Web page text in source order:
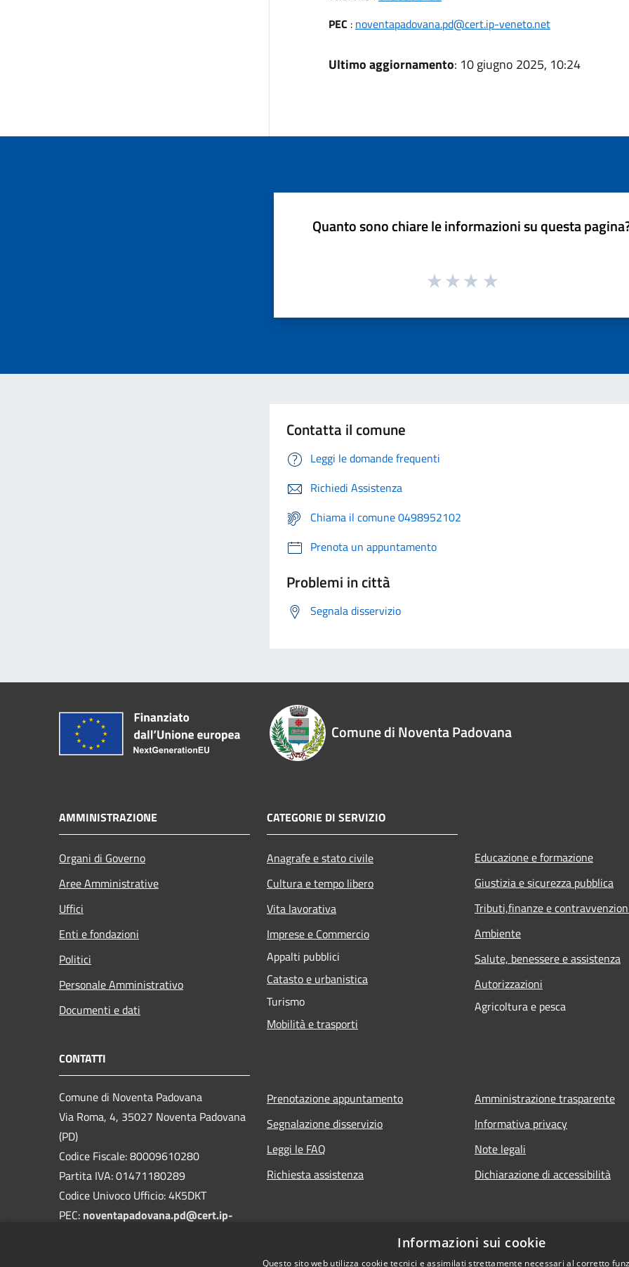
PEC : noventapadovana.pd@cert.ip-veneto.net
Ultimo aggiornamento: 10 giugno 2025, 10:24
Quanto sono chiare le informazioni su questa
Contatta il comune
Leggi le domande frequenti
Richiedi Assistenza
Chiama il comune 0498952102
Prenota un appuntamento
Problemi in città
Segnala disservizio
Comune di Noventa Padovana
AMMINISTRAZIONE
Organi di Governo
Aree Amministrative
Uffici
Enti e fondazioni
Politici
Personale Amministrativo
Documenti e dati
CATEGORIE DI SERVIZIO
Anagrafe e stato civile
Cultura e tempo libero
Vita lavorativa
Imprese e Commercio
Appalti pubblici
Catasto e urbanistica
Turismo
Mobilità e trasporti
Educazione e formazione
Giustizia e sicurezza pubblica
Tributi,finanze e
Ambiente
Salute, benessere e assistenza
Autorizzazioni
Agricoltura e pesca
CONTATTI
Comune di Noventa Padovana
Via Roma, 4, 35027 Noventa Padovana
(PD)
Codice Fiscale: 80009610280
Partita IVA: 01471180289
Codice Univoco Ufficio: 4K5DKT
PEC: noventapadovana.pd@cert.ip-
Prenotazione appuntamento
Segnalazione disservizio
Leggi le FAQ
Richiesta assistenza
Amministrazione trasparente
Informativa privacy
Note legali
Dichiarazione di accessibilità
Informazioni sui cookie
Questo sito web utilizza cookie tecnici e assimilati strettamente necessari al corretto